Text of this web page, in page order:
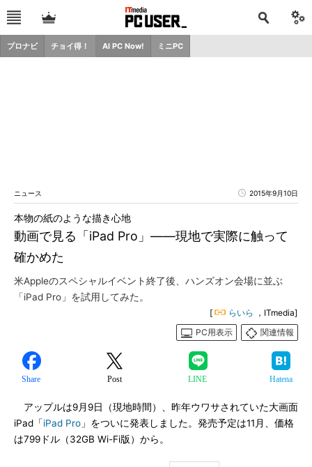
プロナビ チョイ得！ AI PC Now! ミニPC
ニュース 2015年9月10日
動画で見る「iPad Pro」――現地で実際に触って
確かめた
本物の紙のような描き心地
米Appleのスペシャルイベント終了後、ハンズオン会場に並ぶ
「iPad Pro」を試用してみた。
[ らいら
，ITmedia]
PC用表示
関連情報
Share Post LINE Hatena
アップルは9月9日（現地時間）、昨年ウワサされていた大画面
iPad「iPad Pro 」をついに発表しました。発売予定は11月、価格
は799ドル（32GB Wi-Fi版）から。